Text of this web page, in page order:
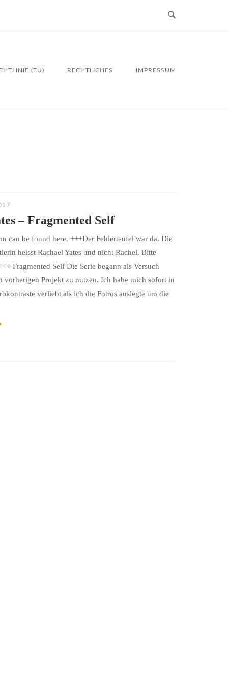
(EU) RECHTLICHES IMPRESSUM
– Fragmented Self
can be found here. +++Der Fehlerteufel war da. Die
heisst Rachael Yates und nicht Rachel. Bitte
Fragmented Self Die Serie begann als Versuch
vorherigen Projekt zu nutzen. Ich habe mich sofort in
verliebt als ich die Fotros auslegte um die